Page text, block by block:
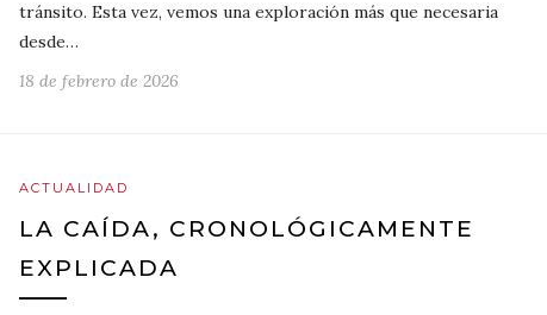
tránsito. Esta vez, vemos una exploración más que necesaria
desde…
18 de febrero de 2026
ACTUALIDAD
LA CAÍDA, CRONOLÓGICAMENTE
EXPLICADA